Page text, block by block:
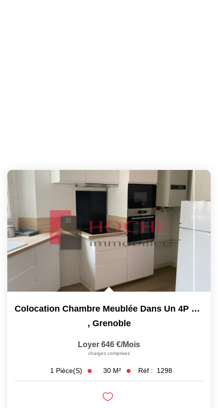
Colocation Chambre Meublée Dans Un 4P + C - 30 M²
, Grenoble
Loyer 646 €/mois
charges comprises
1 Pièce(s) 30 M² Réf : 1298